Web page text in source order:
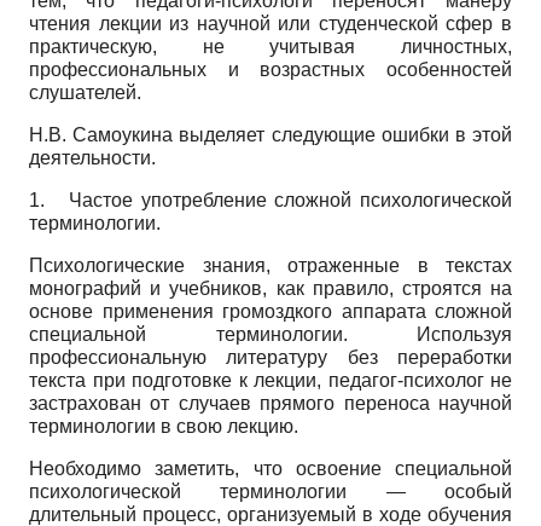
чтения лекции из научной или студенческой сфер в
практическую, не учитывая личностных,
профессиональных и возрастных особенностей
слушателей.
Н.В. Самоукина выделяет следующие ошибки в этой
деятельности.
1. Частое употребление сложной психологической
терминологии.
Психологические знания, отраженные в текстах
монографий и учебников, как правило, строятся на
основе применения громоздкого аппарата сложной
специальной терминологии. Используя
профессиональную литературу без переработки
текста при подготовке к лекции, педагог-психолог не
застрахован от случаев прямого переноса научной
терминологии в свою лекцию.
Необходимо заметить, что освоение специальной
психологической терминологии — особый
длительный процесс, организуемый в ходе обучения